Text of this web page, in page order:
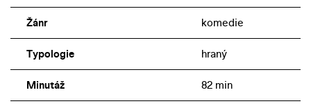
Žánr komedie
Typologie hraný
Minutáž 82 min